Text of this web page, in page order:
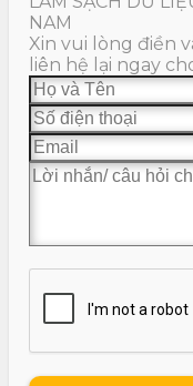
NAM
Xin vui lòng điền
liên hệ lại ngay